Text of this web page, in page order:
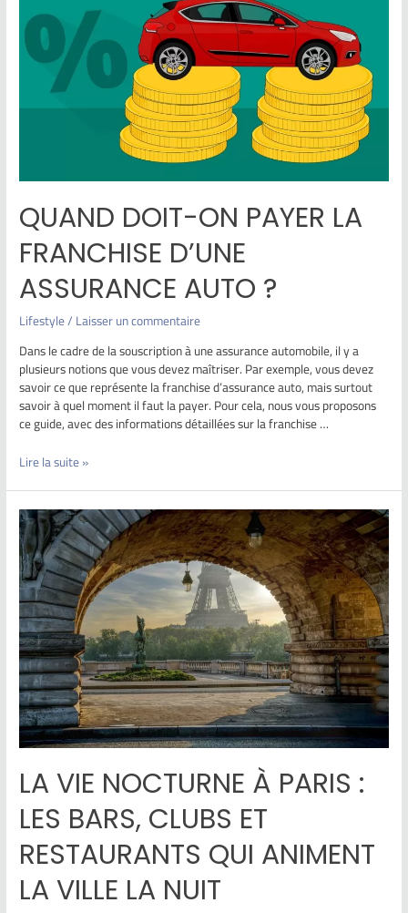
QUAND DOIT-ON PAYER LA
FRANCHISE D’UNE
ASSURANCE AUTO ?
Lifestyle/Laisser un commentaire
Dans le cadre de la souscription à une assurance automobile, il y a
plusieurs notions que vous devez maîtriser. Par exemple, vous devez
savoir ce que représente la franchise d’assurance auto, mais surtout
savoir à quel moment il faut la payer. Pour cela, nous vous proposons
ce guide, avec des informations détaillées sur la franchise …
Lire la suite »
LA VIE NOCTURNE À PARIS :
LES BARS, CLUBS ET
RESTAURANTS QUI ANIMENT
LA VILLE LA NUIT